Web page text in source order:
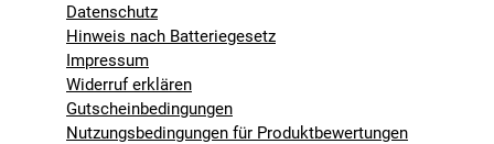
Datenschutz
Hinweis nach Batteriegesetz
Impressum
Widerruf erklären
Gutscheinbedingungen
Nutzungsbedingungen für Produktbewertungen